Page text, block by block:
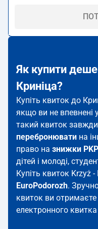
Як купити
Криніца?
Купіть квиток до
якщо ви не впевнені
такий квиток
перебронювати на
право на знижки PKP
дітей і молоді,
Купіть квиток Krzyż -
EuroPodorozh.
квиток ви отримаєте
електронного квитка